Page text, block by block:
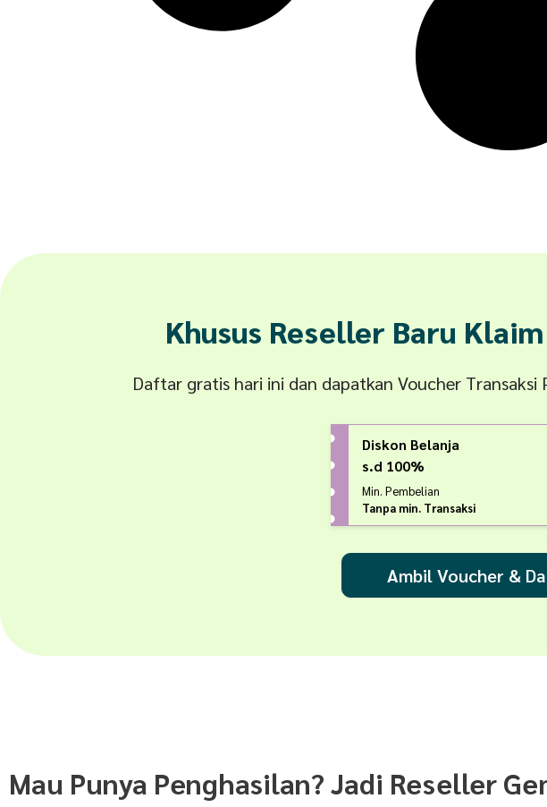
Khusus Reseller Baru
Daftar gratis hari ini dan dapatkan Voucher
Diskon Belanja
s.d 100%
Min. Pembelian
Tanpa min. Transaksi
Ambil Voucher &
Mau Punya Penghasilan? Jadi Reseller